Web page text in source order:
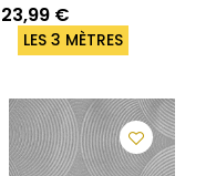
23,99 €
LES 3 MÈTRES